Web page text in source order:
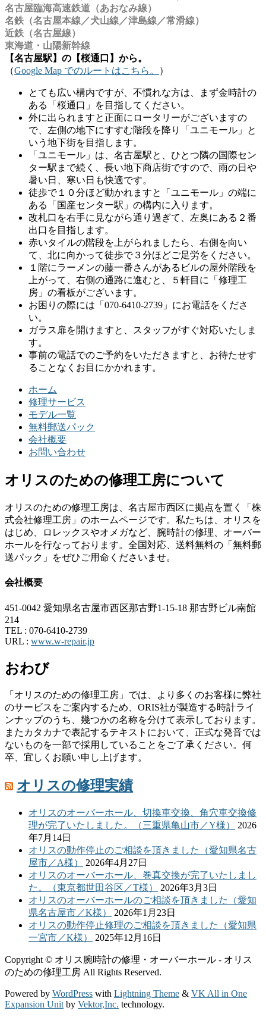
名古屋臨海高速鉄道（あおなみ線）
名鉄（名古屋本線／犬山線／津島線／常滑線）
近鉄（名古屋線）
東海道・山陽新幹線
【名古屋駅】の【桜通口】から。
（Google Map でのルートはこちら。 ）
とても広い構内ですが、不慣れな方は、まず金時計の
ある「桜通口」を目指してください。
外に出られますと正面にロータリーがございますの
で、左側の地下にすすむ階段を降り「ユニモール」と
いう地下街を目指します。
「ユニモール」は、名古屋駅と、ひとつ隣の国際セン
ター駅まで続く、長い地下商店街ですので、雨の日や
暑い日、寒い日も快適です。
徒歩で１０分ほど動かれますと「ユニモール」の端に
ある「国産センター駅」の構内に入ります。
改札口を右手に見ながら通り過ぎて、左奥にある２番
出口を目指します。
赤いタイルの階段を上がられましたら、右側を向い
て、北に向かって徒歩で３分ほどご足労をください。
１階にラーメンの藤一番さんがあるビルの屋外階段を
上がって、右側の通路に進むと、５軒目に「修理工
房」の看板がございます。
お困りの際には「070-6410-2739」にお電話をくださ
い。
ガラス扉を開けますと、スタッフがすぐ対応いたしま
す。
事前の電話でのご予約をいただきますと、お待たせす
ることなくお目にかかれます。
ホーム
修理サービス
モデル一覧
無料郵送パック
会社概要
お問い合わせ
オリスのための修理工房について
オリスのための修理工房は、名古屋市西区に拠点を置く「株
式会社修理工房」のホームページです。私たちは、オリスを
はじめ、ロレックスやオメガなど、腕時計の修理、オーバー
ホールを行なっております。全国対応、送料無料の「無料郵
送パック」をぜひご用命くださいませ。
会社概要
451-0042 愛知県名古屋市西区那古野1-15-18 那古野ビル南館
214
TEL : 070-6410-2739
URL : www.w-repair.jp
おわび
「オリスのための修理工房」では、より多くのお客様に弊社
のサービスをご案内するため、ORIS社が製造する時計ライ
ンナップのうち、幾つかの名称を分けて表示しております。
またカタカナで表記するテキストにおいて、正式な発音では
ないものを一部で採用していることをご了承ください。何
卒、宜しくお願い申し上げます。
オリスの修理実績
オリスのオーバーホール、切換車交換、角穴車交換修
理が完了いたしました。（三重県亀山市／Y様）
2026
年7月14日
オリスの動作停止のご相談を頂きました（愛知県名古
屋市／A様）
2026年4月27日
オリスのオーバーホール、巻真交換が完了いたしまし
た。（東京都世田谷区／T様）
2026年3月3日
オリスのオーバーホールのご相談を頂きました（愛知
県名古屋市／K様）
2026年1月23日
オリスの動作停止修理のご相談を頂きました（愛知県
一宮市／K様）
2025年12月16日
Copyright © オリス腕時計の修理・オーバーホール - オリス
のための修理工房 All Rights Reserved.
Powered by WordPress with Lightning Theme & VK All in One
Expansion Unit by Vektor,Inc. technology.